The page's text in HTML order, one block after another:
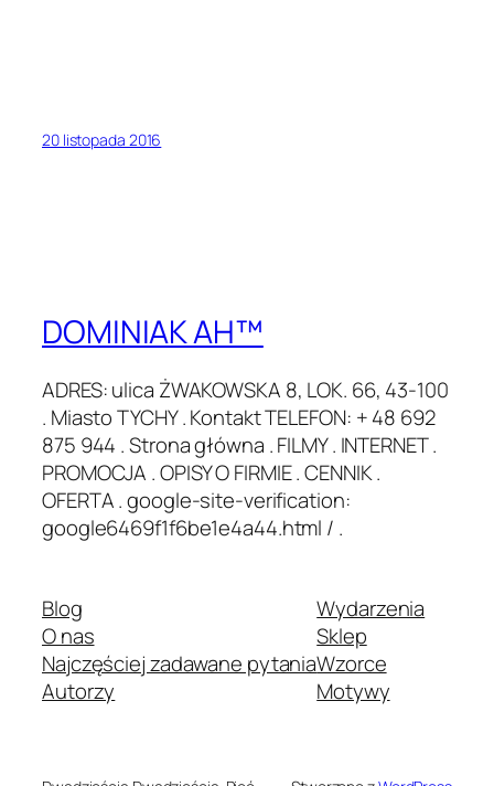
20 listopada 2016
DOMINIAK AH™
ADRES: ulica ŻWAKOWSKA 8, LOK. 66, 43-100
. Miasto TYCHY . Kontakt TELEFON: + 48 692
875 944 . Strona główna . FILMY . INTERNET .
PROMOCJA . OPISY O FIRMIE . CENNIK .
OFERTA . google-site-verification:
google6469f1f6be1e4a44.html / .
Blog
O nas
Najczęściej zadawane pytania
Autorzy
Wydarzenia
Sklep
Wzorce
Motywy